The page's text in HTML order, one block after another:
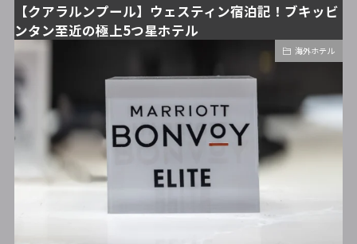
【クアラルンプール】ウェスティン宿泊記！ブキッビ
ンタン至近の極上5つ星ホテル
海外ホテル